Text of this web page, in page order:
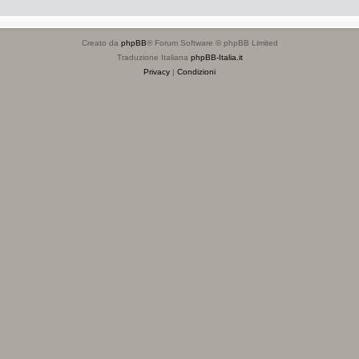
Creato da phpBB® Forum Software © phpBB Limited
Traduzione Italiana phpBB-Italia.it
Privacy | Condizioni